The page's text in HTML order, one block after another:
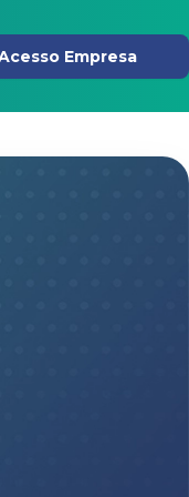
Empresa